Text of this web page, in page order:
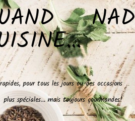
NAD
pour tous les jours ou des occasions
plus spéciales… mais toujours gourmandes!